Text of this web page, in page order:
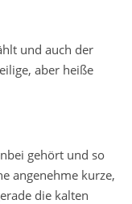
und auch der
aber heiße
gehört und so
angenehme kurze,
die kalten